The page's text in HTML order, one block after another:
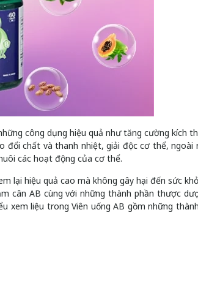
công dụng hiệu quả như tăng cường kích
chất và thanh nhiệt, giải độc cơ thể, ngoài
các hoạt động của cơ thể.
lại hiệu quả cao mà không gây hại đến sức
cân AB cùng với những thành phần thược
xem liệu trong Viên uống AB gồm những